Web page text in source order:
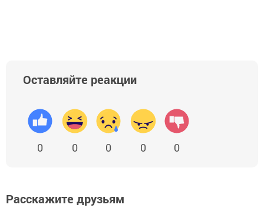
Оставляйте реакции
0 0 0 0 0
Расскажите друзьям